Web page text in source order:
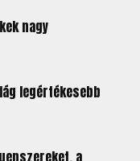
nagy
legértékesebb
a